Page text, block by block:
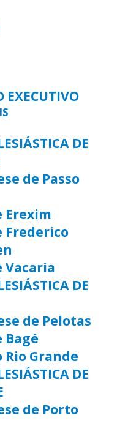
EXECUTIVO
DE
de Passo
Erexim
Frederico
Vacaria
DE
de Pelotas
Bagé
Rio Grande
DE
de Porto